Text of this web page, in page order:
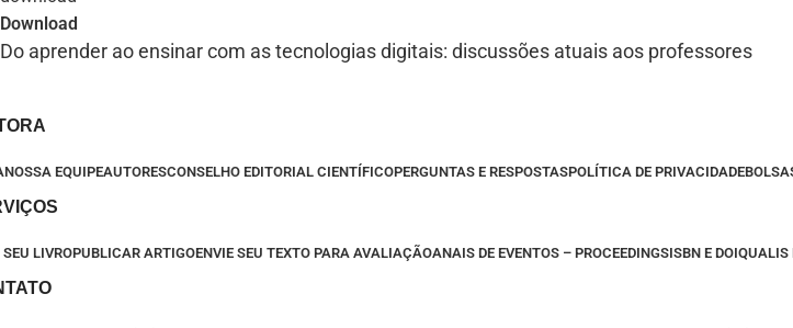
Download
Do aprender ao ensinar com as tecnologias digitais: discussões atuais aos professores
NOSSA EQUIPEAUTORESCONSELHO EDITORIAL CIENTÍFICOPERGUNTAS E RESPOSTASPOLÍTICA DE PRIVACIDADE
LIVROPUBLICAR ARTIGOENVIE SEU TEXTO PARA AVALIAÇÃOANAIS DE EVENTOS – PROCEEDINGSISBN E DOIQUALIS